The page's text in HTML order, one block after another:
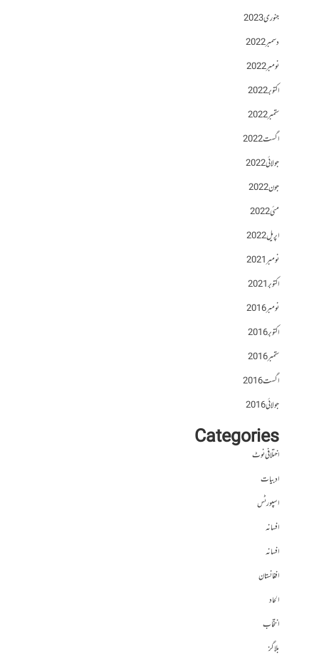
جنوری 2023
دسمبر 2022
نومبر 2022
اکتوبر 2022
ستمبر 2022
اگست 2022
جولائی 2022
جون 2022
مئی 2022
اپریل 2022
نومبر 2021
اکتوبر 2021
نومبر 2016
اکتوبر 2016
ستمبر 2016
اگست 2016
جولائی 2016
Categories
اختلافی نوٹ
ادبیات
اسپورٹس
افسانہ
افسانہ
افغانستان
الحاد
انتخاب
بلاگز